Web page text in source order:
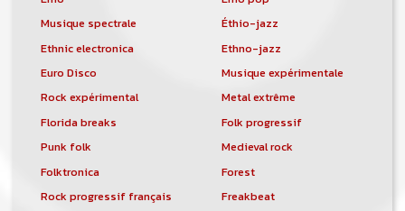
Musique spectrale
Éthio-jazz
Ethnic electronica
Ethno-jazz
Euro Disco
Musique expérimentale
Rock expérimental
Metal extrême
Florida breaks
Folk progressif
Punk folk
Medieval rock
Folktronica
Forest
Rock progressif français
Freakbeat